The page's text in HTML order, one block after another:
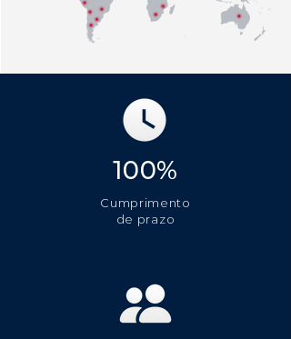
100%
Cumprimento
de prazo